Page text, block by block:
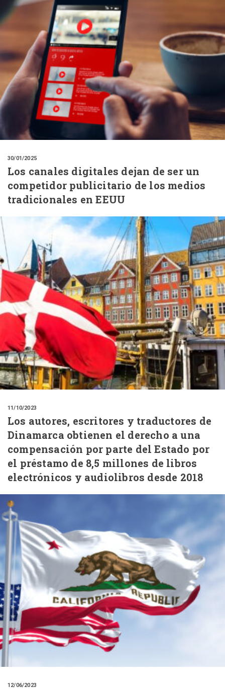
30/01/2025
Los canales digitales dejan de ser un
competidor publicitario de los medios
tradicionales en EEUU
11/10/2023
Los autores, escritores y traductores de
Dinamarca obtienen el derecho a una
compensación por parte del Estado por
el préstamo de 8,5 millones de libros
electrónicos y audiolibros desde 2018
12/06/2023